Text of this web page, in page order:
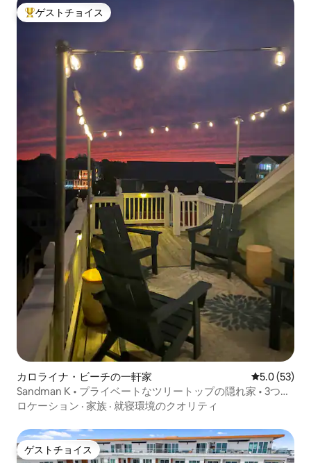
大好評のゲストチョイスです。
ゲストチョイス
カロライナ・ビーチの一軒家 レビュー53
5.0 (53)
Sandman K • プライベートなツリートップの隠れ家 • 3つの
デッキ
ロケーション · 家族 · 就寝環境のクオリティ
ゲストチョイス
ゲストチョイス